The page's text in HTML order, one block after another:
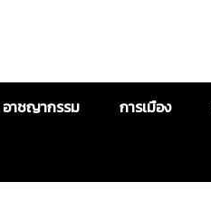
อาชญากรรม การเมือง